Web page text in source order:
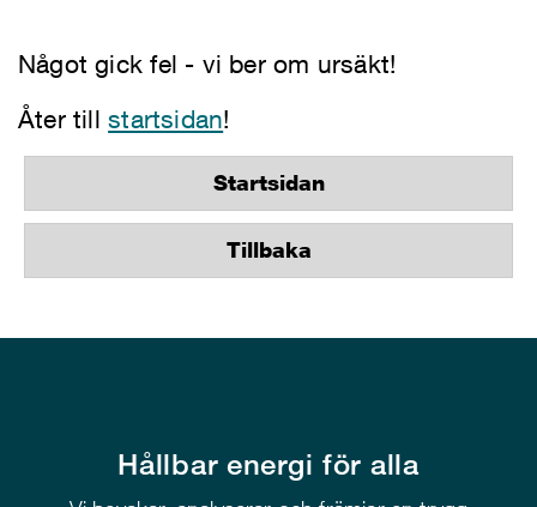
Något gick fel - vi ber om ursäkt!
Åter tillstartsidan!
Startsidan
Tillbaka
Hållbar energi för alla